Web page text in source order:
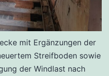
mit Ergänzungen der
Streifboden sowie
der Windlast nach